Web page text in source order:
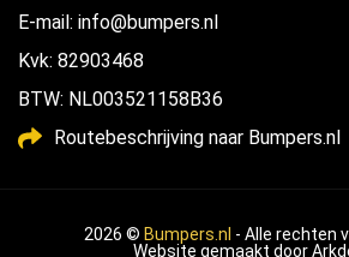
E-mail: info@bumpers.nl
Kvk: 82903468
BTW: NL003521158B36
Routebeschrijving naar Bumpers.nl
2026 © Bumpers.nl - Alle rechten
Website gemaakt door